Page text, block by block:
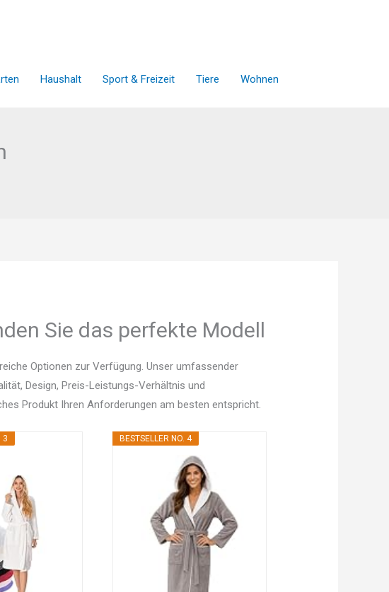
Haushalt Sport & Freizeit Tiere Wohnen
Sie das perfekte Modell
Optionen zur Verfügung. Unser umfassender
Design, Preis-Leistungs-Verhältnis und
Produkt Ihren Anforderungen am besten entspricht.
3 BESTSELLER NO. 4